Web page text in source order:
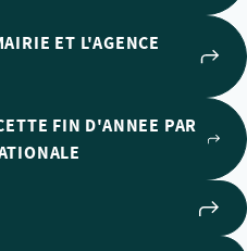
ET L'AGENCE
FIN D'ANNEE PAR